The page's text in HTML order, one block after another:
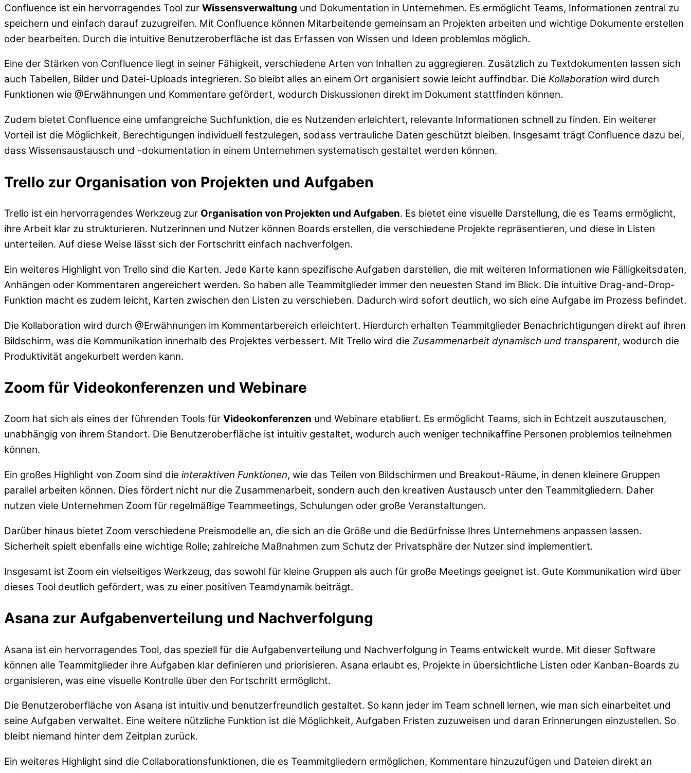
Confluence ist ein hervorragendes Tool zur Wissensverwaltung und Dokumentation in Unternehmen. Es ermöglicht Teams, Informationen zentral zu
speichern und einfach darauf zuzugreifen. Mit Confluence können Mitarbeitende gemeinsam an Projekten arbeiten und wichtige Dokumente erstellen
oder bearbeiten. Durch die intuitive Benutzeroberfläche ist das Erfassen von Wissen und Ideen problemlos möglich.
Eine der Stärken von Confluence liegt in seiner Fähigkeit, verschiedene Arten von Inhalten zu aggregieren. Zusätzlich zu Textdokumenten lassen sich
auch Tabellen, Bilder und Datei-Uploads integrieren. So bleibt alles an einem Ort organisiert sowie leicht auffindbar. Die Kollaboration wird durch
Funktionen wie @Erwähnungen und Kommentare gefördert, wodurch Diskussionen direkt im Dokument stattfinden können.
Zudem bietet Confluence eine umfangreiche Suchfunktion, die es Nutzenden erleichtert, relevante Informationen schnell zu finden. Ein weiterer
Vorteil ist die Möglichkeit, Berechtigungen individuell festzulegen, sodass vertrauliche Daten geschützt bleiben. Insgesamt trägt Confluence dazu bei,
dass Wissensaustausch und -dokumentation in einem Unternehmen systematisch gestaltet werden können.
Trello zur Organisation von Projekten und Aufgaben
Trello ist ein hervorragendes Werkzeug zur Organisation von Projekten und Aufgaben. Es bietet eine visuelle Darstellung, die es Teams ermöglicht,
ihre Arbeit klar zu strukturieren. Nutzerinnen und Nutzer können Boards erstellen, die verschiedene Projekte repräsentieren, und diese in Listen
unterteilen. Auf diese Weise lässt sich der Fortschritt einfach nachverfolgen.
Ein weiteres Highlight von Trello sind die Karten. Jede Karte kann spezifische Aufgaben darstellen, die mit weiteren Informationen wie Fälligkeitsdaten,
Anhängen oder Kommentaren angereichert werden. So haben alle Teammitglieder immer den neuesten Stand im Blick. Die intuitive Drag-and-Drop-
Funktion macht es zudem leicht, Karten zwischen den Listen zu verschieben. Dadurch wird sofort deutlich, wo sich eine Aufgabe im Prozess befindet.
Die Kollaboration wird durch @Erwähnungen im Kommentarbereich erleichtert. Hierdurch erhalten Teammitglieder Benachrichtigungen direkt auf ihren
Bildschirm, was die Kommunikation innerhalb des Projektes verbessert. Mit Trello wird die Zusammenarbeit dynamisch und transparent, wodurch die
Produktivität angekurbelt werden kann.
Zoom für Videokonferenzen und Webinare
Zoom hat sich als eines der führenden Tools für Videokonferenzen und Webinare etabliert. Es ermöglicht Teams, sich in Echtzeit auszutauschen,
unabhängig von ihrem Standort. Die Benutzeroberfläche ist intuitiv gestaltet, wodurch auch weniger technikaffine Personen problemlos teilnehmen
können.
Ein großes Highlight von Zoom sind die interaktiven Funktionen, wie das Teilen von Bildschirmen und Breakout-Räume, in denen kleinere Gruppen
parallel arbeiten können. Dies fördert nicht nur die Zusammenarbeit, sondern auch den kreativen Austausch unter den Teammitgliedern. Daher
nutzen viele Unternehmen Zoom für regelmäßige Teammeetings, Schulungen oder große Veranstaltungen.
Darüber hinaus bietet Zoom verschiedene Preismodelle an, die sich an die Größe und die Bedürfnisse Ihres Unternehmens anpassen lassen.
Sicherheit spielt ebenfalls eine wichtige Rolle; zahlreiche Maßnahmen zum Schutz der Privatsphäre der Nutzer sind implementiert.
Insgesamt ist Zoom ein vielseitiges Werkzeug, das sowohl für kleine Gruppen als auch für große Meetings geeignet ist. Gute Kommunikation wird über
dieses Tool deutlich gefördert, was zu einer positiven Teamdynamik beiträgt.
Asana zur Aufgabenverteilung und Nachverfolgung
Asana ist ein hervorragendes Tool, das speziell für die Aufgabenverteilung und Nachverfolgung in Teams entwickelt wurde. Mit dieser Software
können alle Teammitglieder ihre Aufgaben klar definieren und priorisieren. Asana erlaubt es, Projekte in übersichtliche Listen oder Kanban-Boards zu
organisieren, was eine visuelle Kontrolle über den Fortschritt ermöglicht.
Die Benutzeroberfläche von Asana ist intuitiv und benutzerfreundlich gestaltet. So kann jeder im Team schnell lernen, wie man sich einarbeitet und
seine Aufgaben verwaltet. Eine weitere nützliche Funktion ist die Möglichkeit, Aufgaben Fristen zuzuweisen und daran Erinnerungen einzustellen. So
bleibt niemand hinter dem Zeitplan zurück.
Ein weiteres Highlight sind die Collaborationsfunktionen, die es Teammitgliedern ermöglichen, Kommentare hinzuzufügen und Dateien direkt an